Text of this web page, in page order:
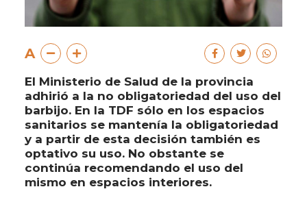
A
El Ministerio de Salud de la provincia
adhirió a la no obligatoriedad del uso del
barbijo. En la TDF sólo en los espacios
sanitarios se mantenía la obligatoriedad
y a partir de esta decisión también es
optativo su uso. No obstante se
continúa recomendando el uso del
mismo en espacios interiores.